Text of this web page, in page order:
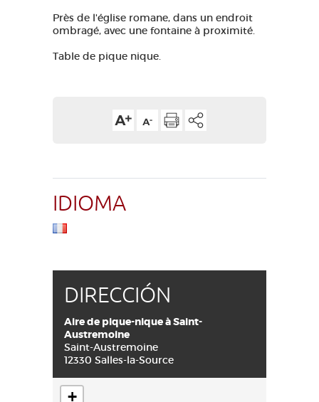
Près de l'église romane, dans un endroit
ombragé, avec une fontaine à proximité.
Table de pique nique.
IDIOMA
DIRECCIÓN
Aire de pique-nique à Saint-
Austremoine
Saint-Austremoine
12330 Salles-la-Source
+